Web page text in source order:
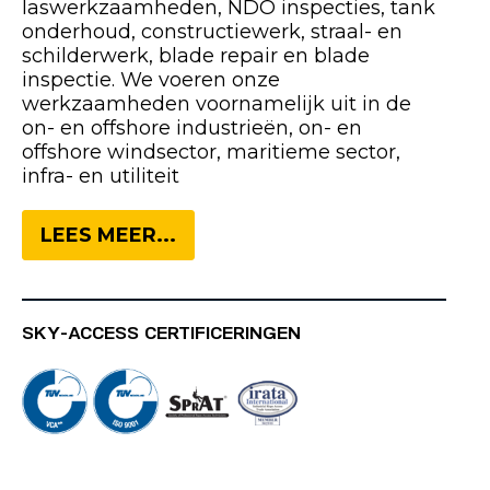
laswerkzaamheden, NDO inspecties, tank
onderhoud, constructiewerk, straal- en
schilderwerk, blade repair en blade
inspectie. We voeren onze
werkzaamheden voornamelijk uit in de
on- en offshore industrieën, on- en
offshore windsector, maritieme sector,
infra- en utiliteit
LEES MEER...
SKY-ACCESS CERTIFICERINGEN